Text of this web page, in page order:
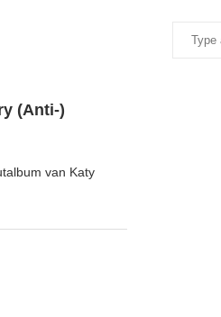
(Anti-)
van Katy